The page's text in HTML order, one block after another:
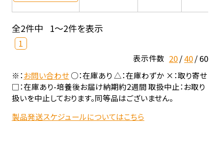
全2件中 1～2件を表示
1
表示件数 20 40 60
※：お問い合わせ○：在庫あり △：在庫わずか ×：取り寄せ
□：在庫あり-培養後お届け納期約2週間 取扱中止：お取り
扱いを中止しております。同等品はございません。
製品発送スケジュールについてはこちら